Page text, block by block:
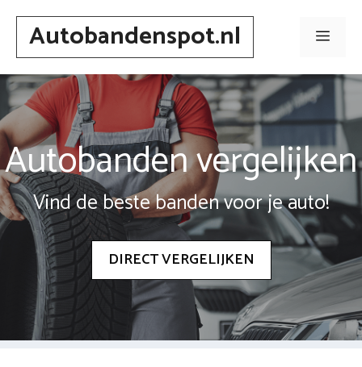
Spring
inhoudAutobandenspot.nl Menu
Autobanden vergelijken
Vind de beste banden voor je auto!
DIRECT VERGELIJKEN